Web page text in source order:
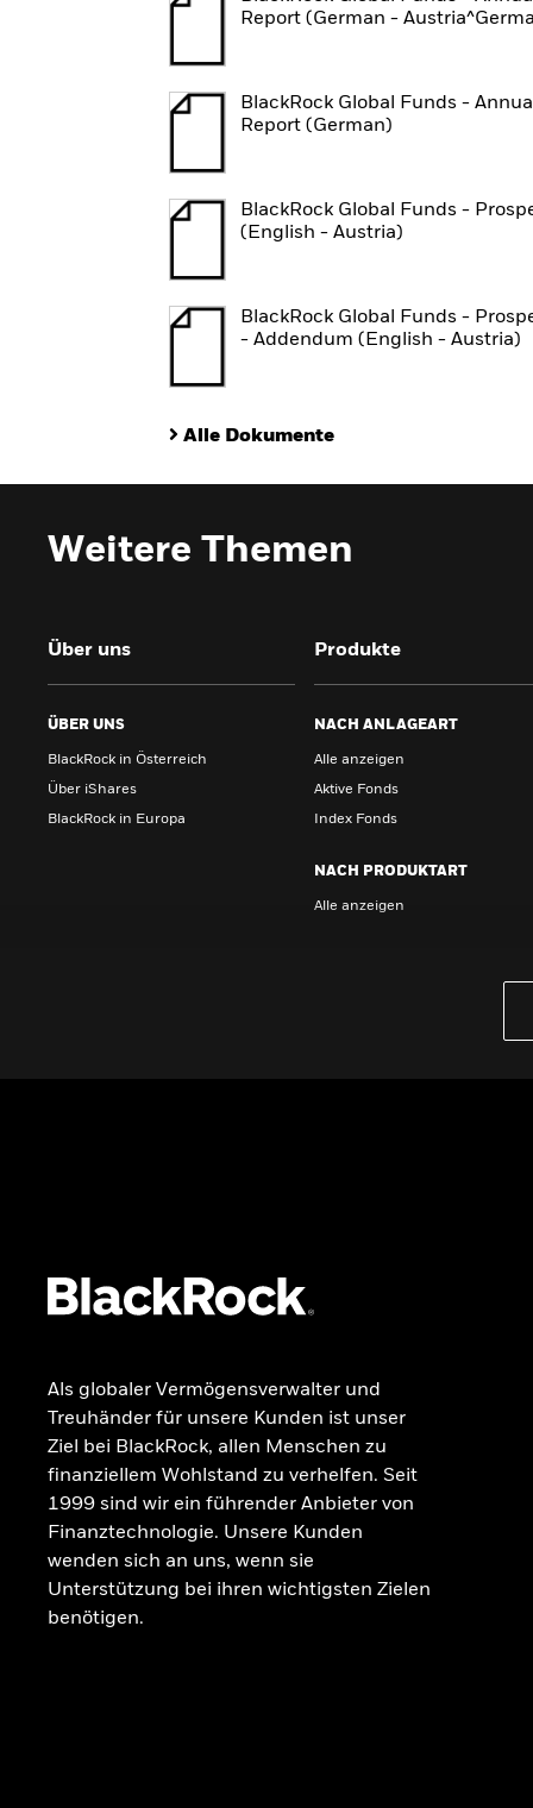
Report (German -
BlackRock Global Funds -
Report (German)
BlackRock Global Funds -
(English - Austria)
BlackRock Global Funds -
- Addendum (English - Austria)
Alle Dokumente
Weitere Themen
Über uns
ÜBER UNS
BlackRock in Österreich
Über iShares
BlackRock in Europa
Produkte
NACH ANLAGEART
Alle anzeigen
Aktive Fonds
Index Fonds
NACH PRODUKTART
Alle anzeigen
Als globaler Vermögensverwalter und
Treuhänder für unsere Kunden ist unser
Ziel bei BlackRock, allen Menschen zu
finanziellem Wohlstand zu verhelfen. Seit
1999 sind wir ein führender Anbieter von
Finanztechnologie. Unsere Kunden
wenden sich an uns, wenn sie
Unterstützung bei ihren wichtigsten Zielen
benötigen.